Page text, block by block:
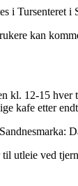
i Tursenteret i
kan
kl. 12-15
kafe etter
utleie ved